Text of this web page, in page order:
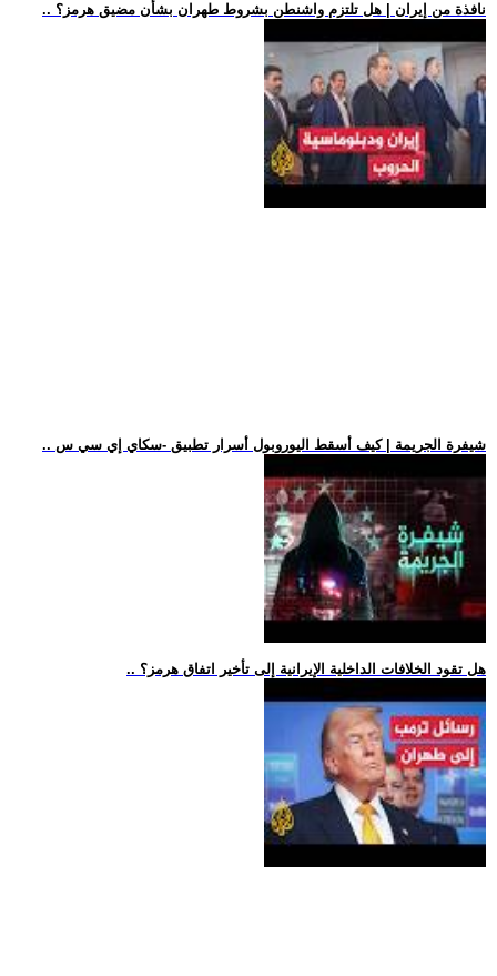
.. نافذة من إيران | هل تلتزم واشنطن بشروط طهران بشأن مضيق هرمز؟
.. شيفرة الجريمة | كيف أسقط اليوروبول أسرار تطبيق -سكاي إي سي س
.. هل تقود الخلافات الداخلية الإيرانية إلى تأخير اتفاق هرمز؟